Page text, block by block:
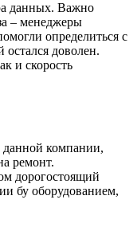
данных. Важно
– менеджеры
определиться с
доволен.
и скорость
данной компании,
ремонт.
дорогостоящий
бу оборудованием,